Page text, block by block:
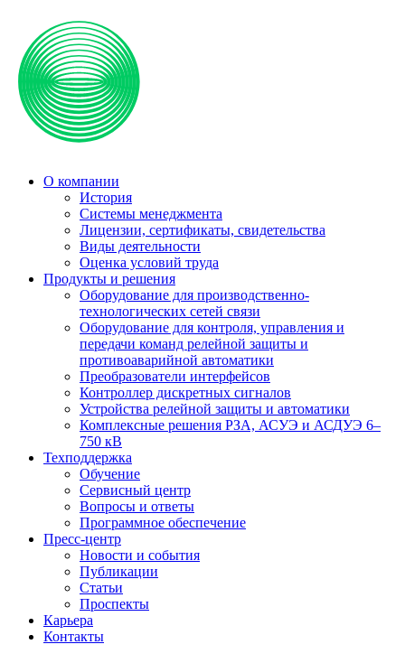
О компании
История
Системы менеджмента
Лицензии, сертификаты, свидетельства
Виды деятельности
Оценка условий труда
Продукты и решения
Оборудование для производственно-
технологических сетей связи
Оборудование для контроля, управления и
передачи команд релейной защиты и
противоаварийной автоматики
Преобразователи интерфейсов
Контроллер дискретных сигналов
Устройства релейной защиты и автоматики
Комплексные решения РЗА, АСУЭ и АСДУЭ 6–
750 кВ
Техподдержка
Обучение
Сервисный центр
Вопросы и ответы
Программное обеспечение
Пресс-центр
Новости и события
Публикации
Статьи
Проспекты
Карьера
Контакты